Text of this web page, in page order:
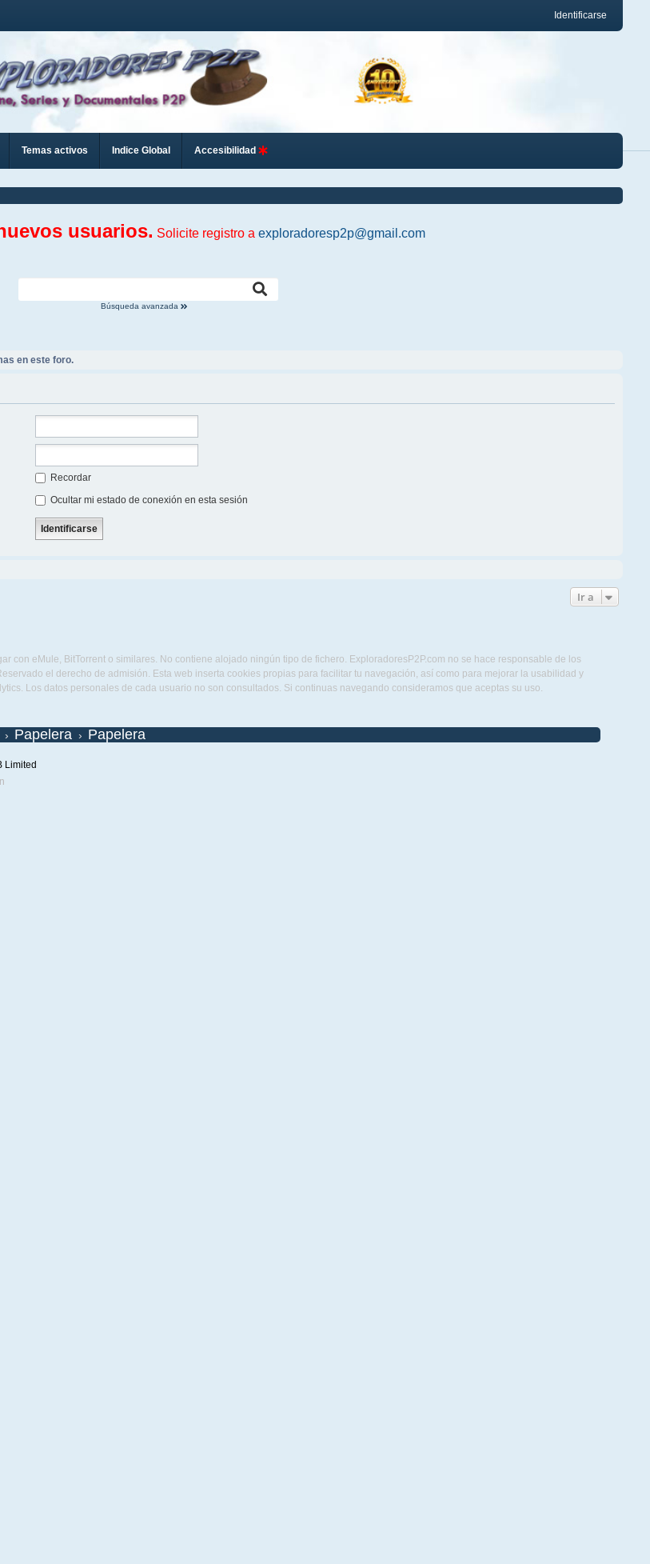
Identificarse
Temas activos Indice Global Accesibilidad
usuarios. Solicite registro a exploradoresp2p@gmail.com
Búsqueda avanzada
en este foro.
Recordar
Ocultar mi estado de conexión en esta sesión
Ir a
con eMule, BitTorrent o similares. No contiene alojado ningún tipo de fichero. ExploradoresP2P.com no se hace responsable de los
el derecho de admisión. Esta web inserta cookies propias para facilitar tu navegación, así como para mejorar la usabilidad y
Los datos personales de cada usuario no son consultados. Si continuas navegando consideramos que aceptas su uso.
Papelera Papelera
Limited